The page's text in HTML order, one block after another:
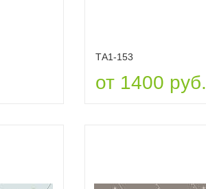
ТА1-153
от 1400 руб.